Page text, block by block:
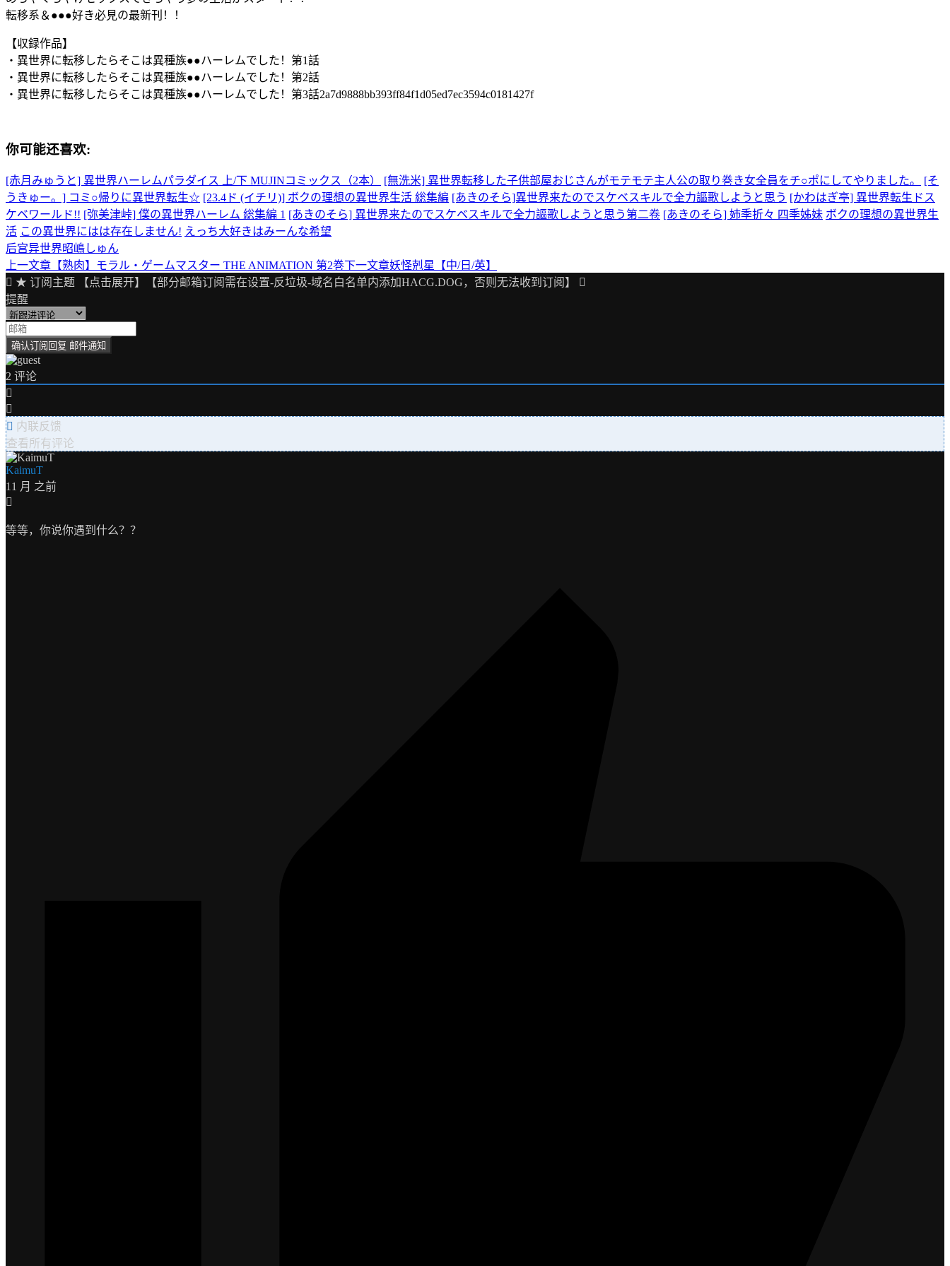
転移系＆●●●好き必見の最新刊！！
【収録作品】
・異世界に転移したらそこは異種族●●ハーレムでした！第1話
・異世界に転移したらそこは異種族●●ハーレムでした！第2話
・異世界に転移したらそこは異種族●●ハーレムでした！第3話2a7d9888bb393ff84f1d05ed7ec3594c0181427f
你可能还喜欢:
[赤月みゅうと] 異世界ハーレムパラダイス 上/下 MUJINコミックス（2本） [無洗米] 異世界転移した子供部屋おじさんがモテモテ主人公の取り巻き女全員をチ○ポにしてやりました。
[そ
うきゅー。] コミ○帰りに異世界転生☆ [23.4ド (イチリ)] ボクの理想の異世界生活 総集編 [あきのそら]異世界来たのでスケベスキルで全力謳歌しようと思う [かわはぎ亭] 異世界転生ドス
ケベワールド!! [弥美津峠] 僕の異世界ハーレム 総集編 1 [あきのそら] 異世界来たのでスケベスキルで全力謳歌しようと思う第二卷 [あきのそら] 姉季折々 四季姊妹 ボクの理想の異世界生
活 この異世界にはは存在しません! えっち大好きはみーんな希望
后宫异世界昭嶋しゅん
文
章
导
航
上一文章 【熟肉】モラル・ゲームマスター THE ANIMATION 第2巻下一文章妖怪剋星【中/日/英】
★ 订阅主题 【点击展开】【部分邮箱订阅需在设置-反垃圾-域名白名单内添加HACG.DOG，否则无法收到订阅】
提醒
2 评论
内联反馈
查看所有评论
KaimuT
11 月 之前
等等，你说你遇到什么？？